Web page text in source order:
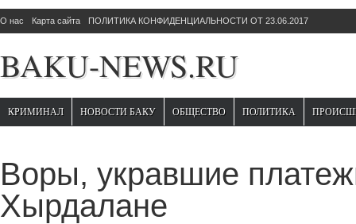
О нас Карта сайта ПОЛИТИКА КОНФИДЕНЦИАЛЬНОСТИ ОТ 23.06.2017
BAKU-NEWS.RU
КРИМИНАЛ НОВОСТИ БАКУ ОБЩЕСТВО ПОЛИТИКА
Воры, укравшие
Хырдалане